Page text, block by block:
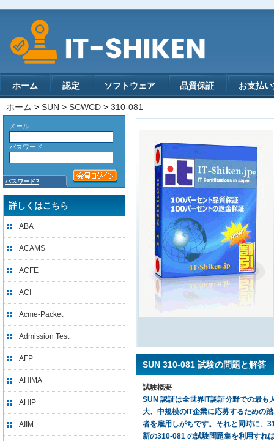
ホーム 認定 ソフトウェア 品質保証 お支払
ホーム > SUN > SCWCD > 310-081
メール
パスワード
パスワード?
詳しくはこちら
ABA
ACAMS
ACFE
ACI
Acme-Packet
Admission Test
AFP
AHIMA
AHIP
AIIM
SUN 310-081 試験の問題と解答
試験概要
SUN 認証は全世界IT認証分野での最
大、中規模のIT企業に応募するための
者を雇用しがちです。それと同時に、
新の310-081 の試験問題集を利用す